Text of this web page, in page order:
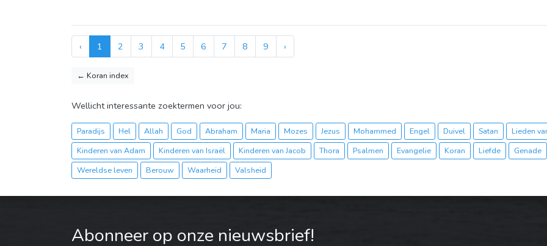
‹ 1 2 3 4 5 6 7 8 9 ›
← Koran index
Wellicht interessante zoektermen voor jou:
Paradijs Hel Allah God Abraham Maria Mozes Jezus Mohammed Engel Duivel Satan Lieden
Kinderen van Adam
Kinderen van Israël Kinderen van Jacob Thora Psalmen Evangelie Koran Liefde Genade
Wereldse leven
Berouw Waarheid Valsheid
Abonneer op onze nieuwsbrief!